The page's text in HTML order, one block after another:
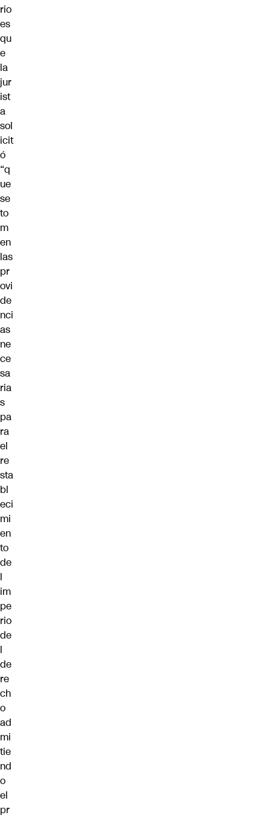
rio
es
qu
e
la
jur
ist
a
sol
icit
ó
“q
ue
se
to
m
en
las
pr
ovi
de
nci
as
ne
ce
sa
ria
s
pa
ra
el
re
sta
bl
eci
mi
en
to
de
l
im
pe
rio
de
l
de
re
ch
o
ad
mi
tie
nd
o
el
pr